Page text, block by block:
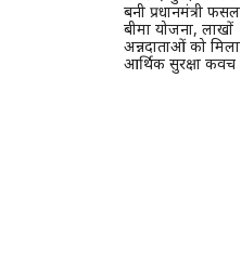
बनी प्रधानमंत्री फसल
बीमा योजना, लाखों
अन्नदाताओं को मिला
आर्थिक सुरक्षा कवच